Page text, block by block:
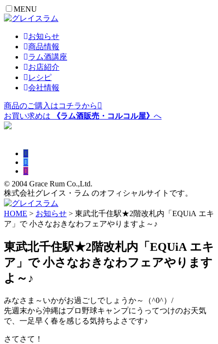
MENU
お知らせ
商品情報
ラム酒講座
お店紹介
レシピ
会社情報
商品のご購入はコチラから
お買い求めは
《ラム酒販売・コルコル屋》 へ
© 2004 Grace Rum Co.,Ltd.
株式会社グレイス・ラム のオフィシャルサイトです。
HOME > お知らせ > 東武北千住駅★2階改札内「EQUiA エキ
ア」で 小さなおきなわフェアやりますよ～♪
東武北千住駅★2階改札内「EQUiA エキ
ア」で 小さなおきなわフェアやります
よ～♪
みなさま～いかがお過ごしでしょうか～（^0^）/
先週末から沖縄はプロ野球キャンプにうってつけのお天気
で、一足早く春を感じる気持ちよさです♪
さてさて！